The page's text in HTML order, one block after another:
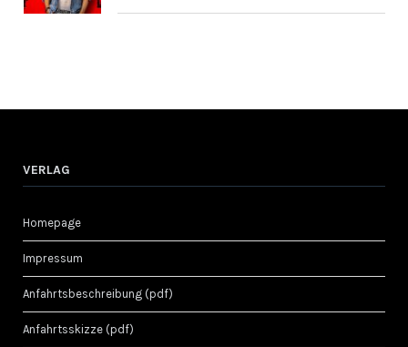
VERLAG
Homepage
Impressum
Anfahrtsbeschreibung (pdf)
Anfahrtsskizze (pdf)